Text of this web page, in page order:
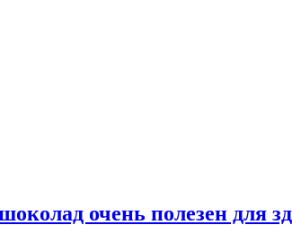
очень полезен для